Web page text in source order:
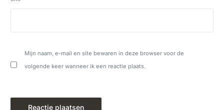
Mijn naam, e-mail en site bewaren in deze browser voor de
volgende keer wanneer ik een reactie plaats.